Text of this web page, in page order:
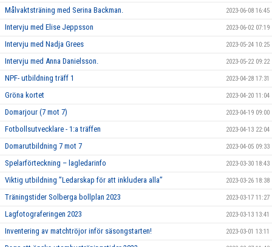
Målvaktsträning med Serina Backman. 2023-06-08 16:45
Intervju med Elise Jeppsson 2023-06-02 07:19
Intervju med Nadja Grees 2023-05-24 10:25
Intervju med Anna Danielsson. 2023-05-22 09:22
NPF- utbildning träff 1 2023-04-28 17:31
Gröna kortet 2023-04-20 11:04
Domarjour (7 mot 7) 2023-04-19 09:00
Fotbollsutvecklare - 1:a träffen 2023-04-13 22:04
Domarutbildning 7 mot 7 2023-04-05 09:33
Spelarförteckning – lagledarinfo 2023-03-30 18:43
Viktig utbildning ”Ledarskap för att inkludera alla” 2023-03-26 18:38
Träningstider Solberga bollplan 2023 2023-03-17 11:27
Lagfotograferingen 2023 2023-03-13 13:41
Inventering av matchtröjor inför säsongstarten! 2023-03-01 13:11